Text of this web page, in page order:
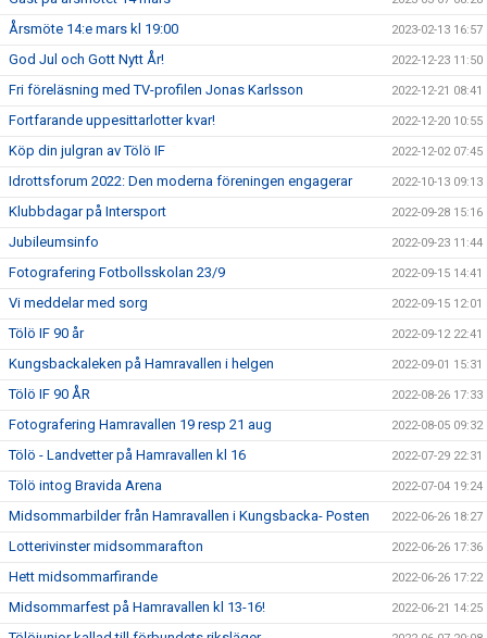
Årsmöte 14:e mars kl 19:00 2023-02-13 16:57
God Jul och Gott Nytt År! 2022-12-23 11:50
Fri föreläsning med TV-profilen Jonas Karlsson 2022-12-21 08:41
Fortfarande uppesittarlotter kvar! 2022-12-20 10:55
Köp din julgran av Tölö IF 2022-12-02 07:45
Idrottsforum 2022: Den moderna föreningen engagerar 2022-10-13 09:13
Klubbdagar på Intersport 2022-09-28 15:16
Jubileumsinfo 2022-09-23 11:44
Fotografering Fotbollsskolan 23/9 2022-09-15 14:41
Vi meddelar med sorg 2022-09-15 12:01
Tölö IF 90 år 2022-09-12 22:41
Kungsbackaleken på Hamravallen i helgen 2022-09-01 15:31
Tölö IF 90 ÅR 2022-08-26 17:33
Fotografering Hamravallen 19 resp 21 aug 2022-08-05 09:32
Tölö - Landvetter på Hamravallen kl 16 2022-07-29 22:31
Tölö intog Bravida Arena 2022-07-04 19:24
Midsommarbilder från Hamravallen i Kungsbacka- Posten 2022-06-26 18:27
Lotterivinster midsommarafton 2022-06-26 17:36
Hett midsommarfirande 2022-06-26 17:22
Midsommarfest på Hamravallen kl 13-16! 2022-06-21 14:25